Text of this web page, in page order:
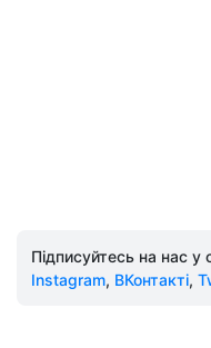
Підписуйтесь на нас
Instagram, ВКонтакті,